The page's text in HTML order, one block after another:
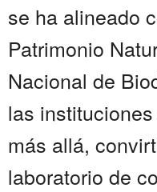
se ha alineado
Patrimonio
Nacional de
las
más allá,
laboratorio de